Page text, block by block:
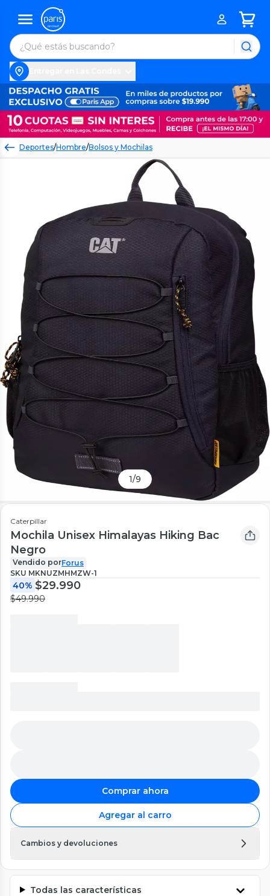
Deportes/Hombre/Bolsos y Mochilas
1/9
Caterpillar
Mochila Unisex Himalayas Hiking Bac
Negro
Vendido porForus
SKU MKNUZMHMZW-1
40% $29.990
$49.990
Comprar ahora
Agregar al carro
Cambios y devoluciones
Todas las características